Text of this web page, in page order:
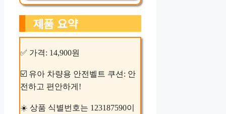
제품 요약
✅ 가격: 14,900원
☑️ 유아 차량용 안전벨트 쿠션: 안
전하고 편안하게!
☀️ 상품 식별번호는 123187590이